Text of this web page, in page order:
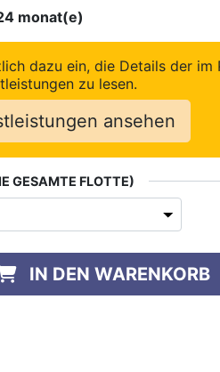
monat(e)
dazu ein, die Details der im
zu lesen.
ansehen
GESAMTE FLOTTE)
IN DEN WARENKORB